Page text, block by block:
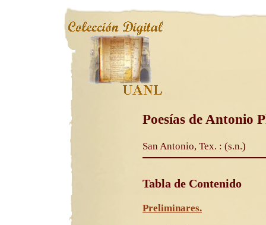
Poesías de Antonio
San Antonio, Tex. : (s.n.)
Tabla de Contenido
Preliminares.